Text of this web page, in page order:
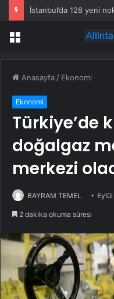
İstanbul’da 128 yeni
Menü
Anasayfa / Ekonomi
Ekonomi
Türkiye’de
doğalgaz
merkezi
BAYRAM TEMEL
2 dakika okuma süresi